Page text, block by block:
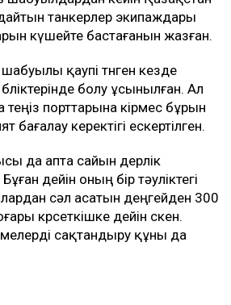
танкерлер экипаждары
күшейте бастағанын жазған.
қаупі төнген кезде
болу ұсынылған. Ал
теңіз порттарына кірмес бұрын
бағалау керектігі ескертілген.
да апта сайын дерлік
дейін оның бір тәуліктегі
сәл асатын деңгейден 300
көрсеткішке дейін өскен.
сақтандыру құны да